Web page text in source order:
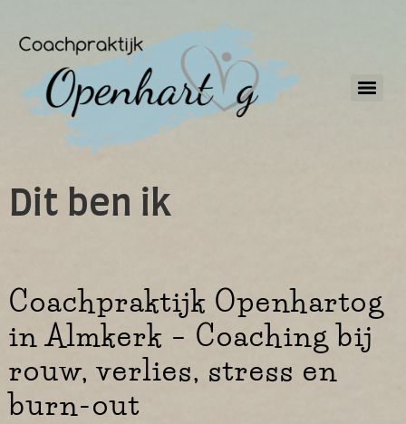
Dit ben ik
Coachpraktijk Openhartog
in Almkerk – Coaching bij
rouw, verlies, stress en
burn-out